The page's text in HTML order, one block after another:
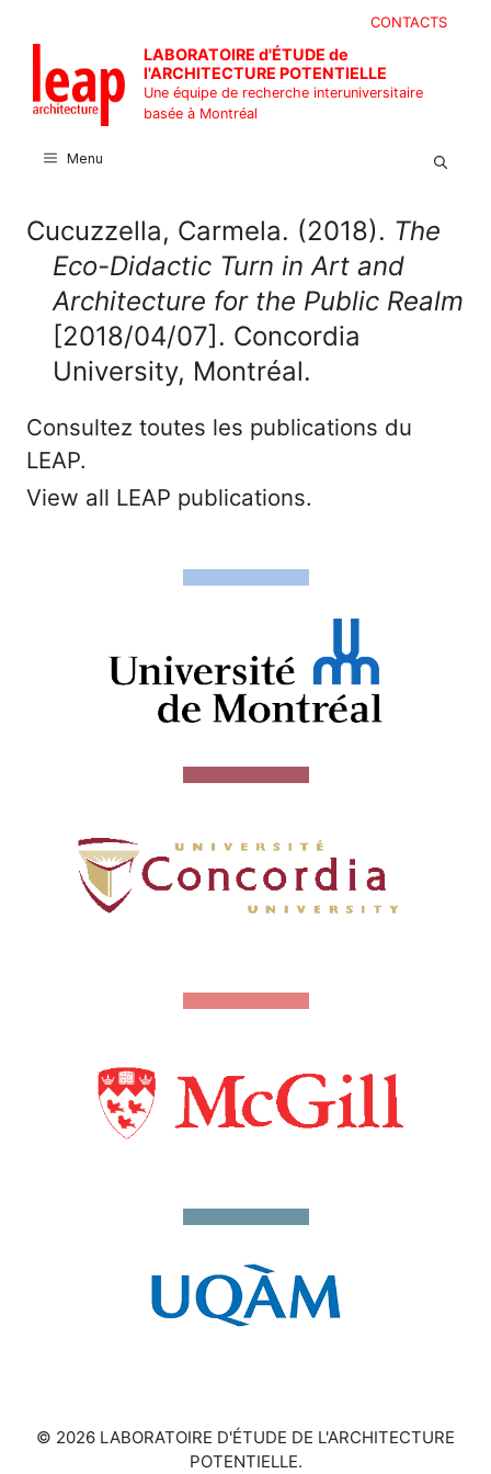
contenu
CONTACTS
LABORATOIRE d'ÉTUDE de
l'ARCHITECTURE POTENTIELLE
Une équipe de recherche interuniversitaire
basée à Montréal
Menu
Cucuzzella, Carmela. (2018). The
Eco-Didactic Turn in Art and
Architecture for the Public Realm
[2018/04/07]. Concordia
University, Montréal.
Consultez toutes les publications du
LEAP.
View all LEAP publications.
© 2026 LABORATOIRE D'ÉTUDE DE L'ARCHITECTURE
POTENTIELLE.